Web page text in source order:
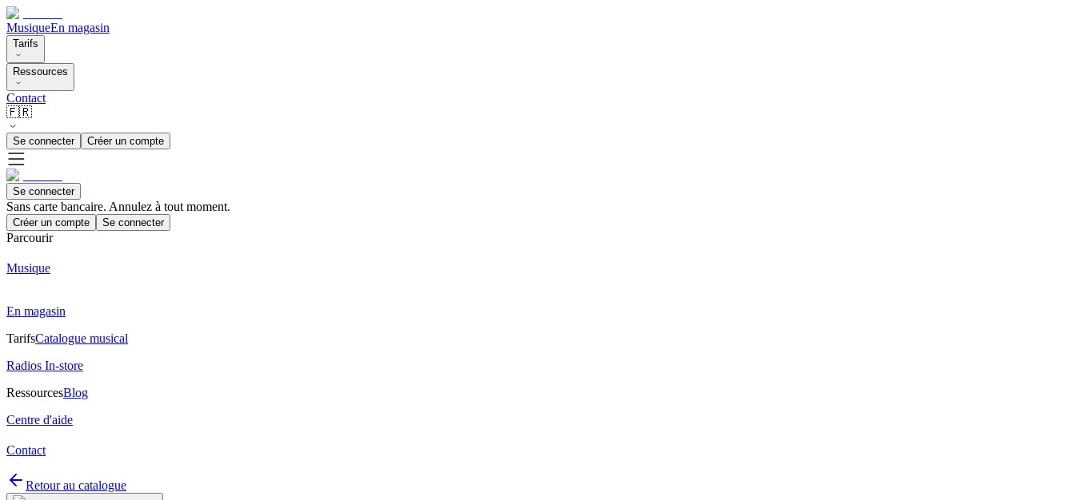
MusiqueEn magasin
Tarifs
Ressources
Contact
🇫🇷
Se connecter Créer un compte
Se connecter
Sans carte bancaire. Annulez à tout moment.
Créer un compte Se connecter
Parcourir
Musique
En magasin
TarifsCatalogue musical
Radios In-store
RessourcesBlog
Centre d'aide
Contact
Retour au catalogue